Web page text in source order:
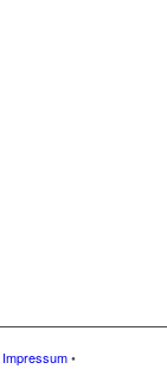
Impressum•